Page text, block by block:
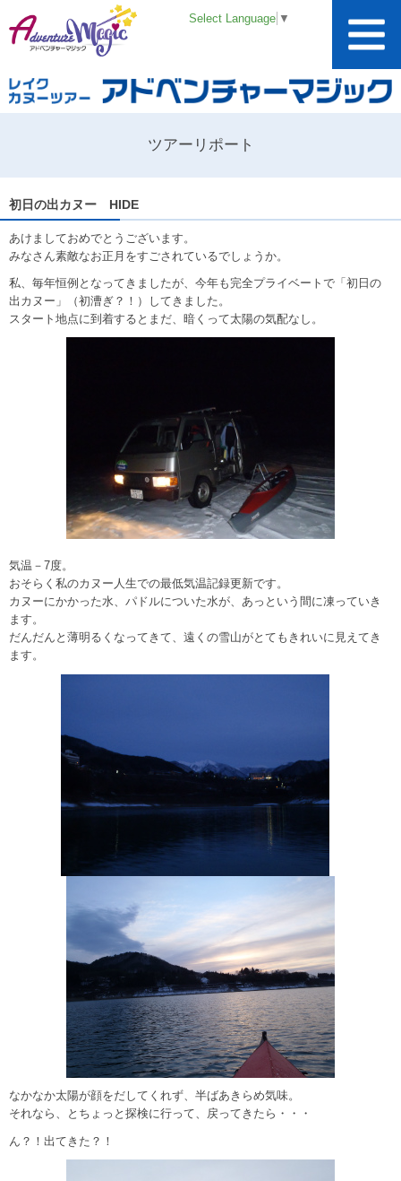
Select Language ▼
ツアーリポート
初日の出カヌー HIDE
あけましておめでとうございます。
みなさん素敵なお正月をすごされているでしょうか。
私、毎年恒例となってきましたが、今年も完全プライベートで「初日の
出カヌー」（初漕ぎ？！）してきました。
スタート地点に到着するとまだ、暗くって太陽の気配なし。
気温－7度。
おそらく私のカヌー人生での最低気温記録更新です。
カヌーにかかった水、パドルについた水が、あっという間に凍っていき
ます。
だんだんと薄明るくなってきて、遠くの雪山がとてもきれいに見えてき
ます。
なかなか太陽が顔をだしてくれず、半ばあきらめ気味。
それなら、とちょっと探検に行って、戻ってきたら・・・
ん？！出てきた？！